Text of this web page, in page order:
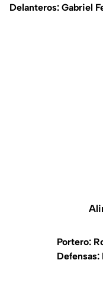
Delanteros: Gabriel
Portero:
Defensas: